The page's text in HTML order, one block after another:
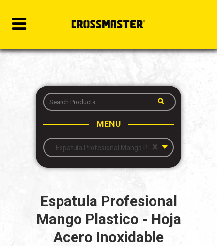
MENU
×
Espatula Profesional Mango Plastico – Hoja Acero Inoxidable
Espatula Profesional
Mango Plastico - Hoja
Acero Inoxidable